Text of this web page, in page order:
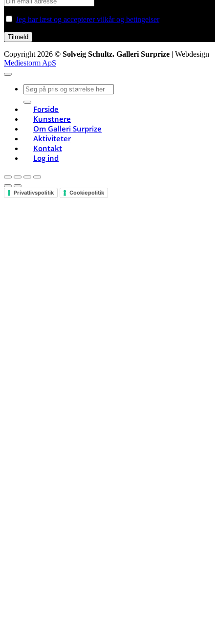
Jeg har læst og accepterer vilkår og betingelser
Copyright 2026 © Solveig Schultz. Galleri Surprize | Webdesign
Mediestorm ApS
Søg
Forside
Kunstnere
Om Galleri Surprize
Aktiviteter
Kontakt
Log ind
Privatlivspolitik Cookiepolitik